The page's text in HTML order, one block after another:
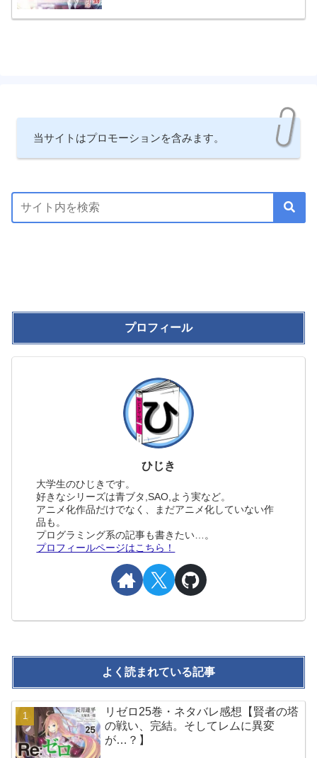
当サイトはプロモーションを含みます。
プロフィール
ひじき
大学生のひじきです。
好きなシリーズは青ブタ,SAO,よう実など。
アニメ化作品だけでなく、まだアニメ化していない作
品も。
プログラミング系の記事も書きたい…。
プロフィールページはこちら！
よく読まれている記事
リゼロ25巻・ネタバレ感想【賢者の塔
の戦い、完結。そしてレムに異変
が…？】